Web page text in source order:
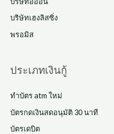
บริษัทเฮงลิสซิ่ง
พรอมิส
ประเภทเงินกู้
ทําบัตร atm ใหม่
บัตรกดเงินสดอนุมัติ 30 นาที
บัตรเดบิต